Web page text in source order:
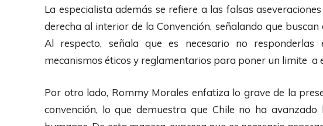
oLa especialista además se refiere a las falsas
derecha al interior de la Convención, señalando que
Al respecto, señala que es necesario no
mecanismos éticos y reglamentarios para poner un limite a
Por otro lado, Rommy Morales enfatiza lo grave de la
convención, lo que demuestra que Chile no ha